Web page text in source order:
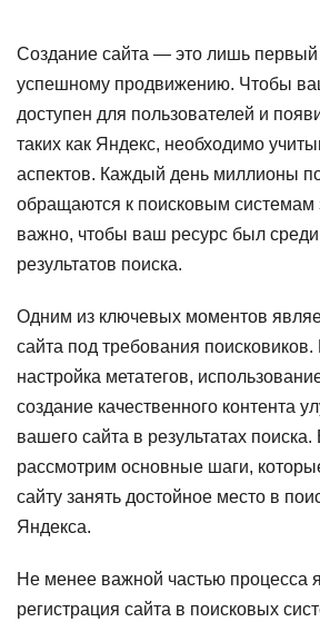
Создание сайта — это лишь первый
успешному продвижению. Чтобы
доступен для пользователей и
таких как Яндекс, необходимо
аспектов. Каждый день миллионы
обращаются к поисковым
важно, чтобы ваш ресурс был
результатов поиска.
Одним из ключевых моментов
сайта под требования
настройка метатегов,
создание качественного контента
вашего сайта в результатах
рассмотрим основные шаги,
сайту занять достойное место в
Яндекса.
Не менее важной частью процесса
регистрация сайта в поисковых